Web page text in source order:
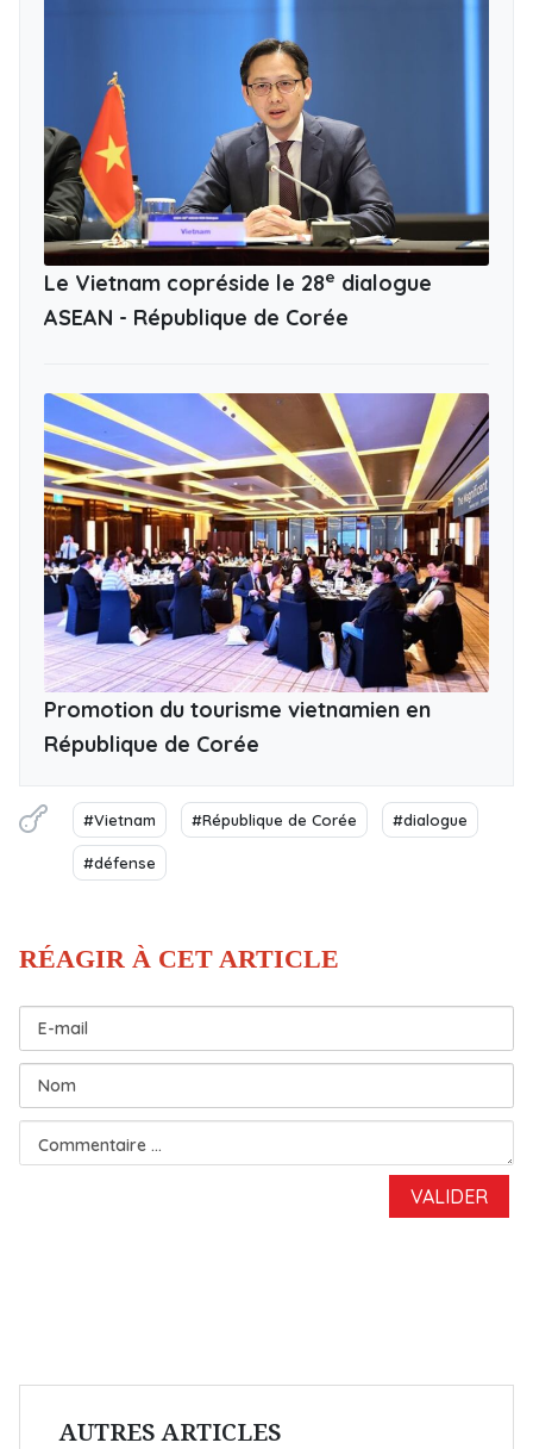
Le Vietnam copréside le 28e dialogue
ASEAN - République de Corée
Promotion du tourisme vietnamien en
République de Corée
#Vietnam #République de Corée #dialogue
#défense
AUTRES ARTICLES